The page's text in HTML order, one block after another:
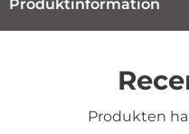
Produktinformation
Produkten